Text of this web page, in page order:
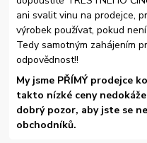
ani svalit vinu na prodejce,
výrobek používat, pokud
Tedy samotným zahájením
odpovědnost!!
My jsme PŘÍMÝ prodejce
takto nízké ceny
dobrý pozor, aby jste se
obchodníků.